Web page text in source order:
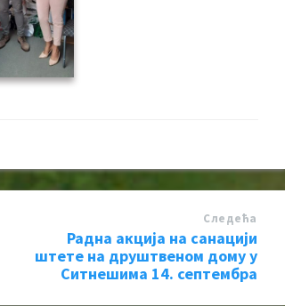
Следећa
Радна акција на санацији
штете на друштвеном дому у
Ситнешима 14. септембра